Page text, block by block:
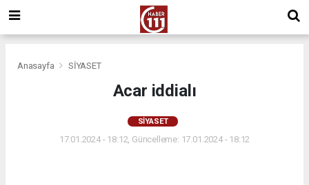
Anasayfa SİYASET
Acar iddialı
SİYASET
17.01.2024 - 18:12, Güncelleme: 17.01.2024 - 18:12